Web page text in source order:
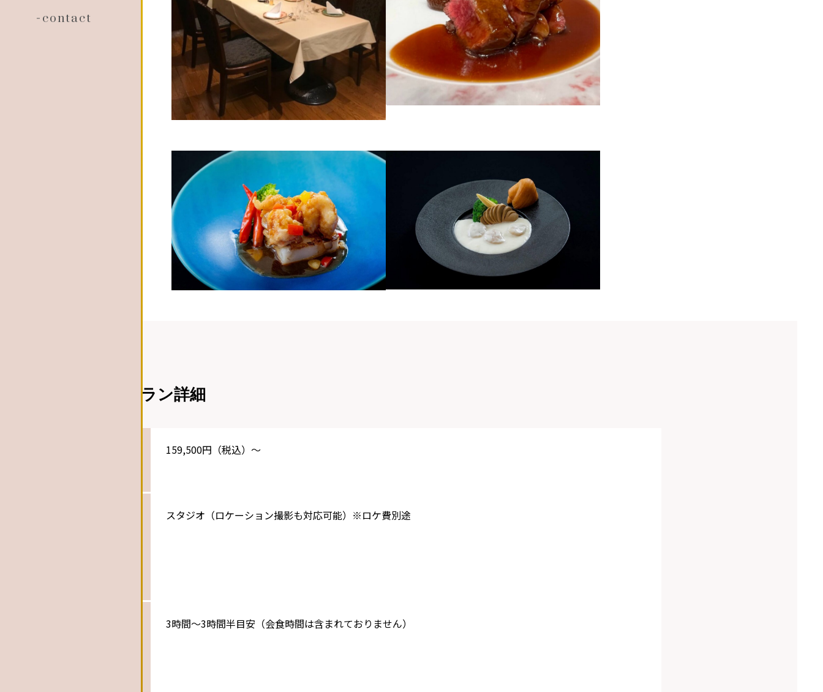
contact
プラン詳細
159,500円（税込）〜
スタジオ（ロケーション撮影も対応可能）※ロケ費別途
3時間〜3時間半目安（会食時間は含まれておりません）